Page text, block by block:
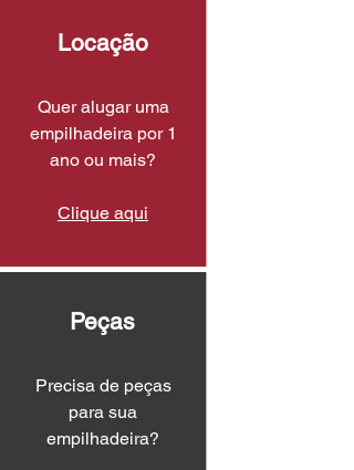
Locação
Quer alugar uma
empilhadeira por 1
ano ou mais?
Clique aqui
Peças
Precisa de peças
para sua
empilhadeira?